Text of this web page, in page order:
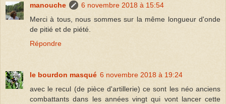
manouche
6 novembre 2018 à 15:54
Merci à tous, nous sommes sur la même longueur d'onde
de pitié et de piété.
Répondre
le bourdon masqué 6 novembre 2018 à 19:24
avec le recul (de pièce d'artillerie) ce sont les néo anciens
combattants dans les années vingt qui vont lancer cette